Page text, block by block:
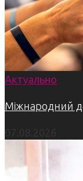
Актуально
Міжнародний